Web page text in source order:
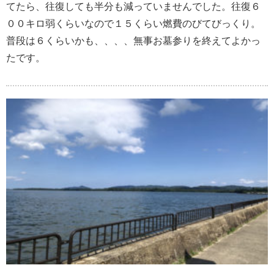
てたら、往復しても半分も減っていませんでした。往復６
００キロ弱くらいなので１５くらい燃費のびてびっくり。
普段は６くらいかも、、、、無事お墓参りを終えてよかっ
たです。